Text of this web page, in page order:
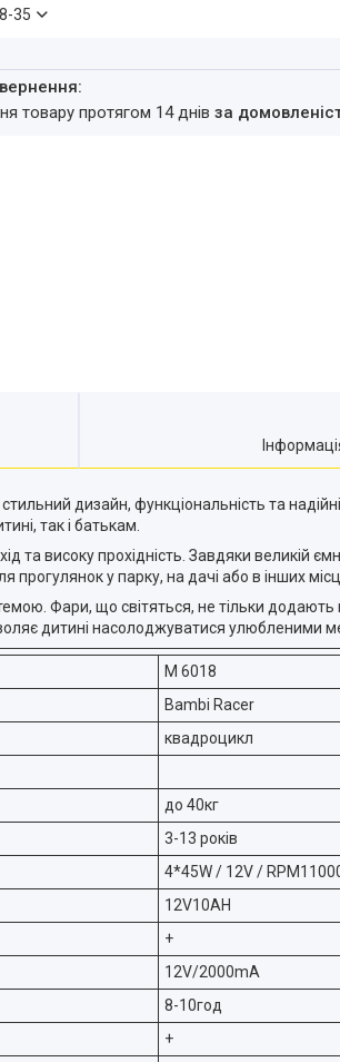
35
товару протягом 14 днів за
дизайн, функціональність та
так і батькам.
високу прохідність. Завдяки великій
у парку, на дачі або в інших
Фари, що світяться, не тільки
дитині насолоджуватися улюбленими
M 6018
Bambi Racer
квадроцикл
до 40кг
3-13 років
4*45W / 12V /
12V10AH
+
12V/2000mA
8-10год
+